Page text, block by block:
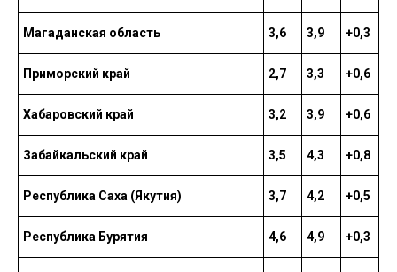
Магаданская область 3,6 3,9 +0,3
Приморский край 2,7 3,3 +0,6
Хабаровский край 3,2 3,9 +0,6
Забайкальский край 3,5 4,3 +0,8
Республика Саха (Якутия) 3,7 4,2 +0,5
Республика Бурятия 4,6 4,9 +0,3